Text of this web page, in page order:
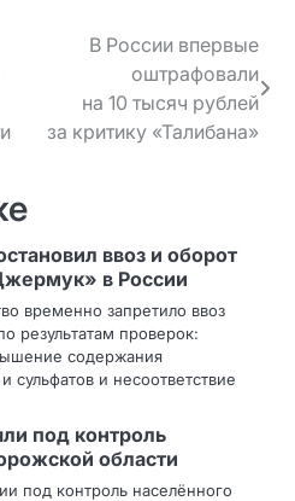
В России впервые
оштрафовали
на 10 тысяч рублей
за критику «Талибана»
ввоз и оборот
в России
временно запретило ввоз
результатам проверок:
содержания
сульфатов и несоответствие
под контроль
области
под контроль населённого